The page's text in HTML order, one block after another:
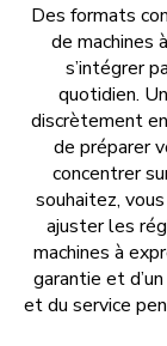
Des formats
de machines
s’intégrer
quotidien.
discrètement
de préparer
concentrer
souhaitez,
ajuster les
machines à
garantie et
et du service